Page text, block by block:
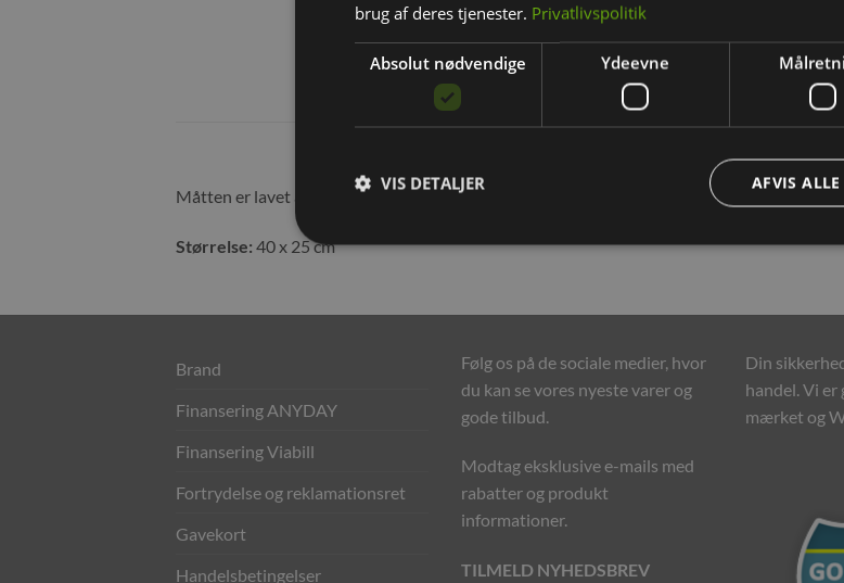
Måtten er lavet af 100% naturlige, ubehandlede hampefibre, støvfri og har en høj suge
Størrelse: 40 x 25 cm
Brand
Finansering ANYDAY
Finansering Viabill
Fortrydelse og reklamationsret
Gavekort
Handelsbetingelser
Følg os på de sociale medier, hvor
du kan se vores nyeste varer og
gode tilbud.
Modtag eksklusive e-mails med
rabatter og produkt
informationer.
TILMELD NYHEDSBREV
Din
handel. Vi er
mærket og
brug af deres tjenester. Privatlivspolitik
Absolut nødvendige Ydeevne
AFVIS ALLE
VIS DETALJER